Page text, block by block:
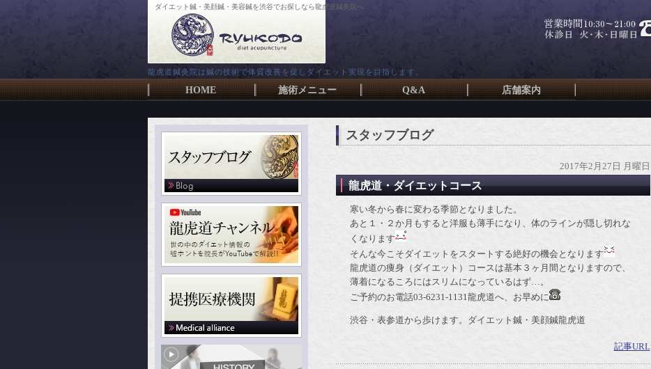
ダイエット鍼・美顔鍼・美容鍼を渋谷でお探しなら龍虎道鍼灸院へ
龍虎道鍼灸院は鍼の技術で体質改善を促しダイエット実現を目指します。
HOME 施術メニュー Q&A 店舗案内
スタッフブログ
2017年2月27日 月曜日
龍虎道・ダイエットコース
寒い冬から春に変わる季節となりました。
あと１・２か月もすると洋服も薄手になり、体のラインが隠し切れな
くなります
そんな今こそダイエットをスタートする絶好の機会となります
龍虎道の痩身（ダイエット）コースは基本３ヶ月間となりますので、
薄着になるころにはスリムになっているはず…。
ご予約のお電話03-6231-1131龍虎道へ、お早めに
渋谷・表参道から歩けます。ダイエット鍼・美顔鍼龍虎道
記事URL